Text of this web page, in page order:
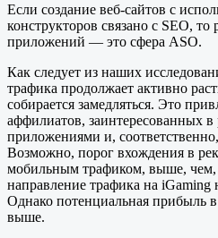
Если создание веб-сайтов с
конструкторов связано с SEO,
приложений — это сфера ASO.
Как следует из наших
трафика продолжает активно
собирается замедляться. Это
аффилиатов, заинтересованных
приложениями и,
Возможно, порог вхождения в
мобильным трафиком, выше, чем,
направление трафика на iGaming
Однако потенциальная прибыль в
выше.